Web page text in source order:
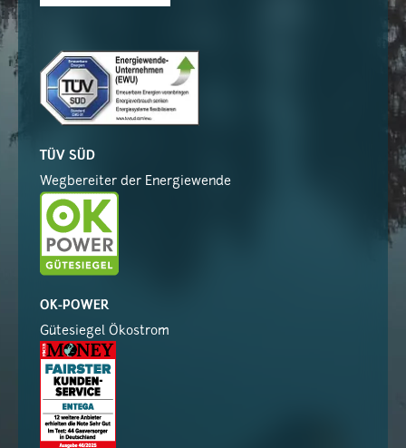
TÜV SÜD
Wegbereiter der Energiewende
OK-POWER
Gütesiegel Ökostrom